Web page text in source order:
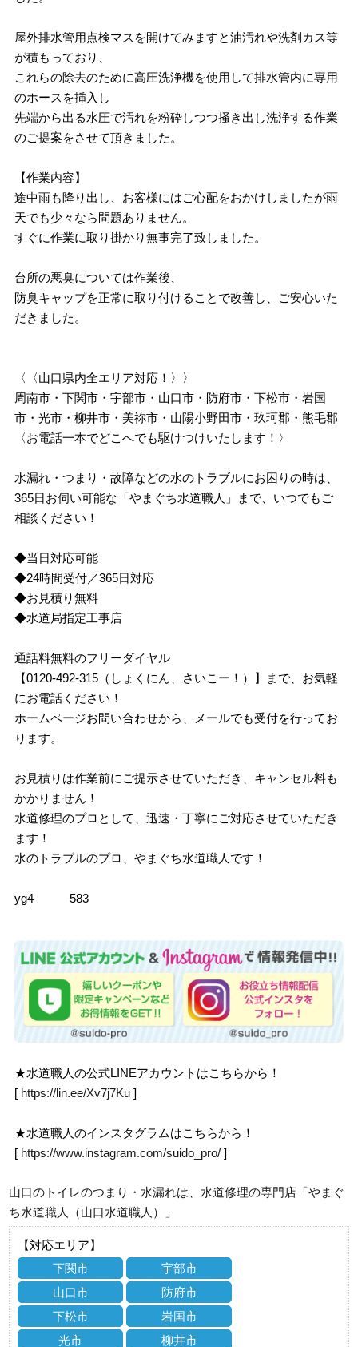
屋外排水管用点検マスを開けてみますと油汚れや洗剤カス等
が積もっており、
これらの除去のために高圧洗浄機を使用して排水管内に専用
のホースを挿入し
先端から出る水圧で汚れを粉砕しつつ掻き出し洗浄する作業
のご提案をさせて頂きました。
【作業内容】
途中雨も降り出し、お客様にはご心配をおかけしましたが雨
天でも少々なら問題ありません。
すぐに作業に取り掛かり無事完了致しました。
台所の悪臭については作業後、
防臭キャップを正常に取り付けることで改善し、ご安心いた
だきました。
〈〈山口県内全エリア対応！〉〉
周南市・下関市・宇部市・山口市・防府市・下松市・岩国
市・光市・柳井市・美祢市・山陽小野田市・玖珂郡・熊毛郡
〈お電話一本でどこへでも駆けつけいたします！〉
水漏れ・つまり・故障などの水のトラブルにお困りの時は、
365日お伺い可能な「やまぐち水道職人」まで、いつでもご
相談ください！
◆当日対応可能
◆24時間受付／365日対応
◆お見積り無料
◆水道局指定工事店
通話料無料のフリーダイヤル
【0120-492-315（しょくにん、さいこー！）】まで、お気軽
にお電話ください！
ホームページお問い合わせから、メールでも受付を行ってお
ります。
お見積りは作業前にご提示させていただき、キャンセル料も
かかりません！
水道修理のプロとして、迅速・丁寧にご対応させていただき
ます！
水のトラブルのプロ、やまぐち水道職人です！
yg4 583
★水道職人の公式LINEアカウントはこちらから！
[ https://lin.ee/Xv7j7Ku ]
★水道職人のインスタグラムはこちらから！
[ https://www.instagram.com/suido_pro/ ]
山口のトイレのつまり・水漏れは、水道修理の専門店「やまぐ
ち水道職人（山口水道職人）」
【対応エリア】
下関市
宇部市
山口市
防府市
下松市
岩国市
光市
柳井市